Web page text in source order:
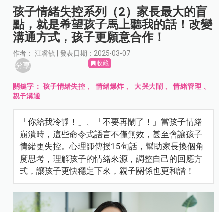
孩子情緒失控系列（2）家長最大的盲
點，就是希望孩子馬上聽我的話！改變
溝通方式，孩子更願意合作！
作者： 江睿毓 | 發表日期：2025-03-07
分享 收藏
關鍵字： 孩子情緒失控 、情緒爆炸 、 大哭大鬧 、情緒管理 、
親子溝通
「你給我冷靜！」、「不要再鬧了！」當孩子情緒
崩潰時，這些命令式語言不僅無效，甚至會讓孩子
情緒更失控。心理師傳授15句話，幫助家長換個角
度思考，理解孩子的情緒來源，調整自己的回應方
式，讓孩子更快穩定下來，親子關係也更和諧！